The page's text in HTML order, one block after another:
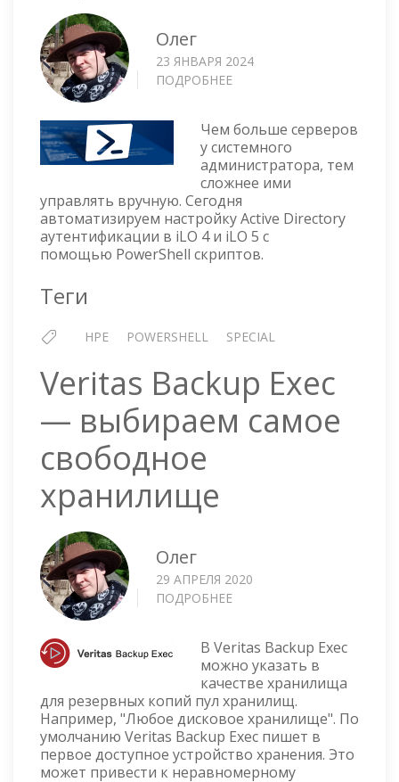
Олег
23 ЯНВАРЯ 2024
ПОДРОБНЕЕ
НАСТРОЙКА
ACTIVE
DIRECTORY
АУТЕНТИФИКАЦИИ
ЧЕРЕЗ
POWERSHELL
Чем больше серверов
у системного
администратора, тем
сложнее ими
управлять вручную. Сегодня
автоматизируем настройку Active Directory
аутентификации в iLO 4 и iLO 5 с
помощью PowerShell скриптов.
Теги
HPE POWERSHELL SPECIAL
Veritas Backup Exec
— выбираем самое
свободное
хранилище
Олег
29 АПРЕЛЯ 2020
ПОДРОБНЕЕ
EXEC
—
ВЫБИРАЕМ
САМОЕ
СВОБОДНОЕ
ХРАНИЛИЩЕ
В Veritas Backup Exec
можно указать в
качестве хранилища
для резервных копий пул хранилищ.
Например, "Любое дисковое хранилище". По
умолчанию Veritas Backup Exec пишет в
первое доступное устройство хранения. Это
может привести к неравномерному